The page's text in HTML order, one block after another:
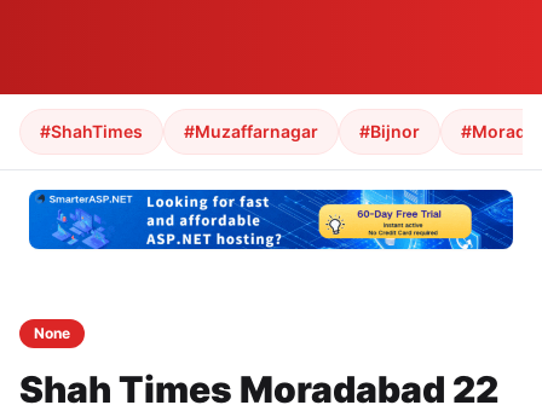
#ShahTimes #Muzaffarnagar #Bijnor
None
Shah Times Moradabad 22